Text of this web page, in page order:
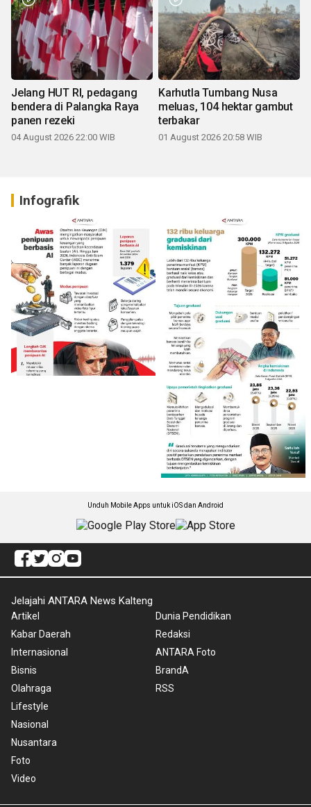
Jelang HUT RI, pedagang
bendera di Palangka Raya
panen rezeki
04 August 2026 22:00 WIB
Karhutla Tumbang Nusa
meluas, 104 hektar gambut
terbakar
01 August 2026 20:58 WIB
Infografik
Unduh Mobile Apps untuk iOS dan Android
Jelajahi ANTARA News Kalteng
Artikel
Kabar Daerah
Internasional
Bisnis
Olahraga
Lifestyle
Nasional
Nusantara
Foto
Video
Dunia Pendidikan
Redaksi
ANTARA Foto
BrandA
RSS